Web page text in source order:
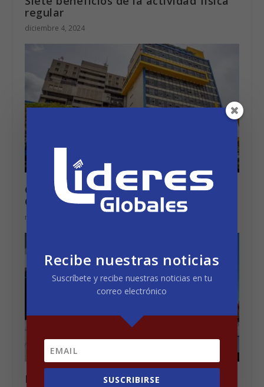
regular
diciembre 4, 2024
Caja Costarricense de Seguro Social –
CCSS
marzo 12, 2024
Edificio Laureano Echandi
Recibe nuestras noticias
Suscríbete y recibe nuestras noticias en tu
correo electrónico
SUSCRIBIRSE